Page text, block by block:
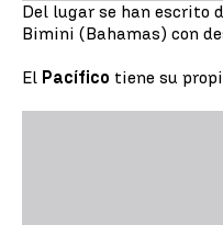
Del lugar se han escrito
Bimini (Bahamas) con
El Pacífico tiene su